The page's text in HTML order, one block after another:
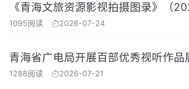
《青海文旅资源影视拍摄图录》（
1095阅读 2026-07-24
青海省广电局开展百部优秀视听作品
1288阅读 2026-07-21